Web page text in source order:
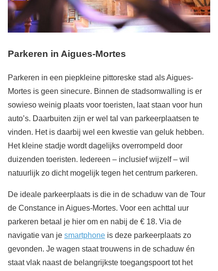
Parkeren in Aigues-Mortes
Parkeren in een piepkleine pittoreske stad als Aigues-
Mortes is geen sinecure. Binnen de stadsomwalling is er
sowieso weinig plaats voor toeristen, laat staan voor hun
auto’s. Daarbuiten zijn er wel tal van parkeerplaatsen te
vinden. Het is daarbij wel een kwestie van geluk hebben.
Het kleine stadje wordt dagelijks overrompeld door
duizenden toeristen. Iedereen – inclusief wijzelf – wil
natuurlijk zo dicht mogelijk tegen het centrum parkeren.
De ideale parkeerplaats is die in de schaduw van de Tour
de Constance in Aigues-Mortes. Voor een achttal uur
parkeren betaal je hier om en nabij de € 18. Via de
navigatie van je smartphone is deze parkeerplaats zo
gevonden. Je wagen staat trouwens in de schaduw én
staat vlak naast de belangrijkste toegangspoort tot het